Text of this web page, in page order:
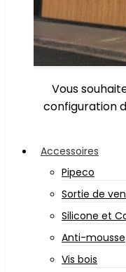
Vous
configuration
Accessoires
Pipeco
Sortie de
Silicone et
Anti-mousse
Vis bois